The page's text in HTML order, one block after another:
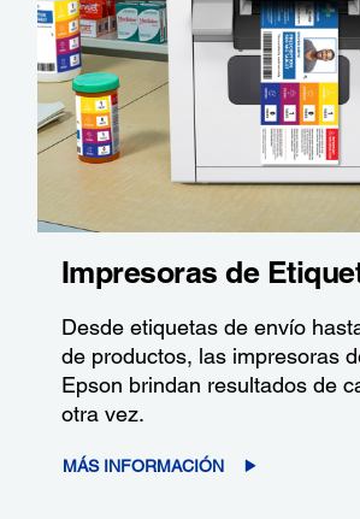
Impresoras de
Desde etiquetas de envío
de productos, las impresoras
Epson brindan resultados de
otra vez.
MÁS INFORMACIÓN